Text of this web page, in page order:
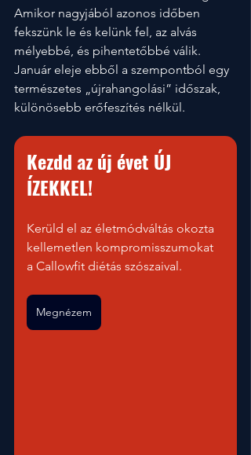
Amikor nagyjából azonos időben
fekszünk le és kelünk fel, az alvás
mélyebbé, és pihentetőbbé válik.
Január eleje ebből a szempontból egy
természetes „újrahangolási” időszak,
különösebb erőfeszítés nélkül.
Kezdd az új évet ÚJ
ÍZEKKEL!
Kerüld el az életmódváltás okozta
kellemetlen kompromisszumokat
a Callowfit diétás szószaival.
Megnézem